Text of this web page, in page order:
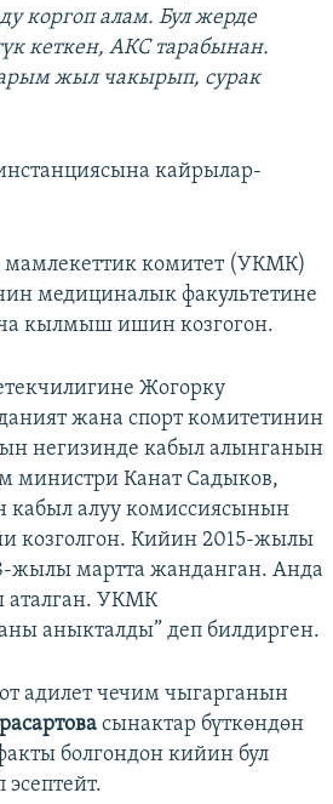
коргоп алам. Бул жерде
кеткен, АКС тарабынан.
жыл чакырып, сурак
кайрылар-
мамлекеттик комитет (УКМК)
медициналык факультетине
кылмыш ишин козгогон.
Жогорку
жана спорт комитетинин
негизинде кабыл алынганын
министри Канат Садыков,
кабыл алуу комиссиясынын
козголгон. Кийин 2015-жылы
жылы мартта жанданган. Анда
аталган. УКМК
аныкталды” деп билдирген.
адилет чечим чыгарганын
сынактар бүткөндөн
болгондон кийин бул